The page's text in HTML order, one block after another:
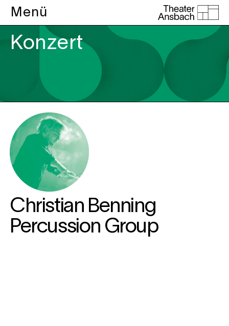
Menü
Konzert
Christian Benning
Percussion Group